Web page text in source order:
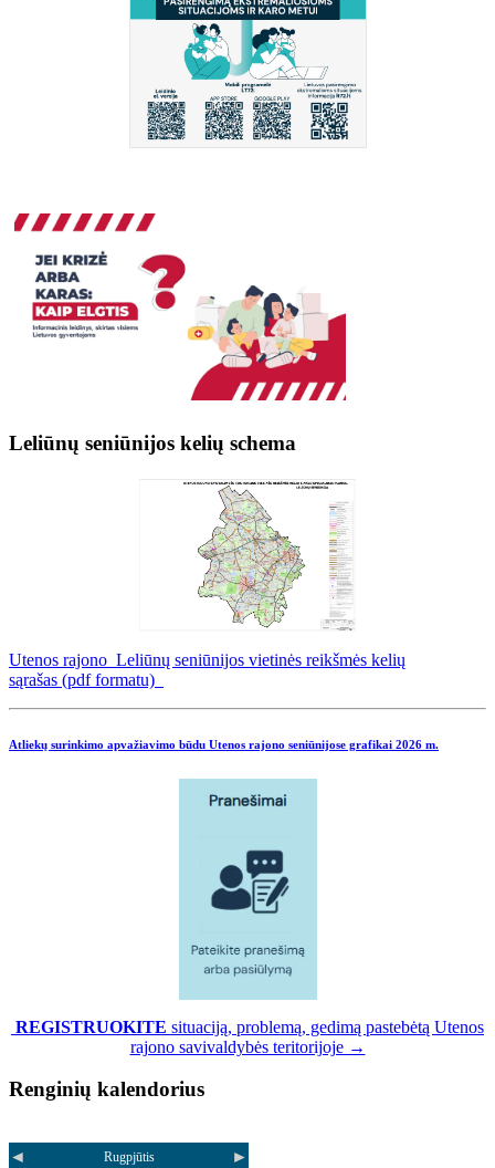
Leliūnų seniūnijos kelių schema
Utenos rajono Leliūnų seniūnijos vietinės reikšmės kelių
sąrašas (pdf formatu)
Atliekų surinkimo apvažiavimo būdu Utenos rajono seniūnijose grafikai 2026 m.
REGISTRUOKITE situaciją, problemą, gedimą pastebėtą Utenos
rajono savivaldybės teritorijoje →
Renginių kalendorius
◄ Rugpjūtis ►